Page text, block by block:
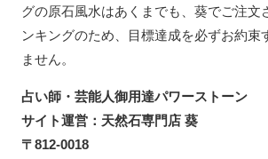
グの原石風水はあくまでも、葵でご注文
ンキングのため、目標達成を必ずお約束
ません。
占い師・芸能人御用達パワーストーン
サイト運営：天然石専門店 葵
〒812-0018